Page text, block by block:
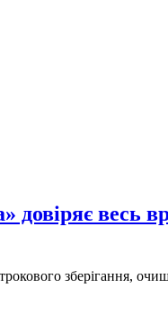
весь
зберігання,